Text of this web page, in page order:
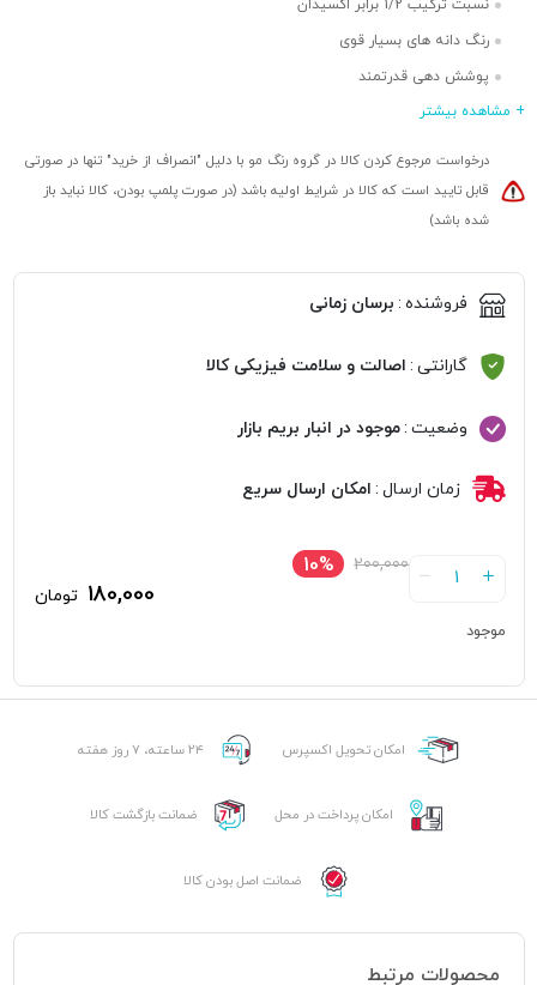
نسبت ترکیب 1/2 برابر اکسیدان
رنگ دانه های بسیار قوی
پوشش دهی قدرتمند
ماندگاری بالا
طیف رنگ های متنوع
+ مشاهده بیشتر
درخواست مرجوع کردن کالا در گروه رنگ مو با دلیل "انصراف از خرید" تنها در صورتی
قابل تایید است که کالا در شرایط اولیه باشد (در صورت پلمپ بودن، کالا نباید باز
شده باشد)
فروشنده : برسان زمانی
گارانتی : اصالت و سلامت فیزیکی کالا
وضعیت :موجود در انبار بریم بازار
زمان ارسال : امکان ارسال سریع
1
10% 200,000
180,000 تومان
موجود
موی
امکان تحویل اکسپرس ۲۴ ساعته، ۷ روز هفته
امکان پرداخت در محل ضمانت بازگشت کالا
ضمانت اصل بودن کالا
محصولات مرتبط